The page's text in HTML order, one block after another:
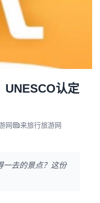
UNESCO认定
网
来旅行旅游网
一去的景点？这份